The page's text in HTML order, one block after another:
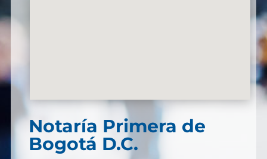
Notaría Primera de
Bogotá D.C.